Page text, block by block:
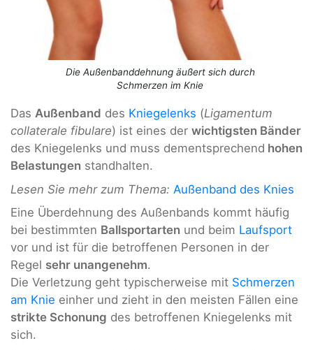
Die Außenbanddehnung äußert sich durch
Schmerzen im Knie
Das Außenband des Kniegelenks (Ligamentum
collaterale fibulare) ist eines der wichtigsten Bänder
des Kniegelenks und muss dementsprechend hohen
Belastungen standhalten.
Lesen Sie mehr zum Thema: Außenband des Knies
Eine Überdehnung des Außenbands kommt häufig
bei bestimmten Ballsportarten und beim Laufsport
vor und ist für die betroffenen Personen in der
Regel sehr unangenehm.
Die Verletzung geht typischerweise mit Schmerzen
am Knie einher und zieht in den meisten Fällen eine
strikte Schonung des betroffenen Kniegelenks mit
sich.